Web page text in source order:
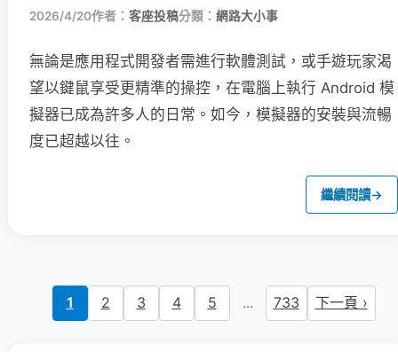
2026/4/20作者： 客座投稿分類： 網路大小事
無論是應用程式開發者需進行軟體測試，或手遊玩家渴
望以鍵鼠享受更精準的操控，在電腦上執行 Android 模
擬器已成為許多人的日常。如今，模擬器的安裝與流暢
度已超越以往。
繼續閱讀→
1 2 3 4 5 ... 733 下一頁 ›